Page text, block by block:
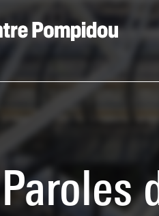
Paroles